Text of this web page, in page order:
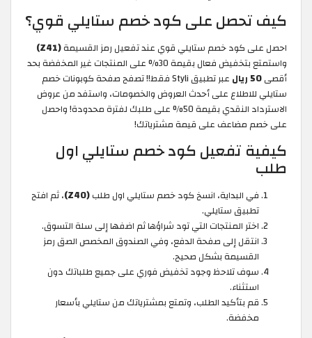
كيف تحصل على كود خصم ستايلي قوي؟
احصل على كود خصم ستايلي قوي عند تفعيل رمز القسيمة(Z41)
واستمتع بتخفيض فعال بقيمة 30% على المنتجات غير المخفضة بحد
أقصى50 ريال
عبر تطبيق Styli فقط!! تصفح صفحة كوبونات خصم
ستايلي للاطلاع على أحدث العروض والخصومات، واستفد من عروض
الاسترداد النقدي بقيمة 50% على طلبك لفترة محدودة! واحصل
على خصم مضاعف على قيمة مشترياتك!
كيفية تفعيل كود خصم ستايلي اول
طلب
في البداية، انسخ كود خصم ستايلي اول طلب(Z40)
، ثم افتح
تطبيق ستايلي.
اختر المنتجات التي تود شراؤها ثم اضفها إلى سلة التسوق.
انتقل إلى صفحة الدفع، وفي الصندوق المخصص الصق رمز
القسيمة بشكل صحيح.
سوف تلاحظ وجود تخفيض فوري على جميع طلباتك دون
استثناء.
قم بتأكيد الطلب، وتمتع بمشترياتك من ستايلي بأسعار
مخفضة.